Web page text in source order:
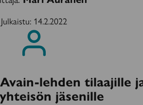
Julkaistu: 14.2.2022
lehden tilaajille
jäsenille